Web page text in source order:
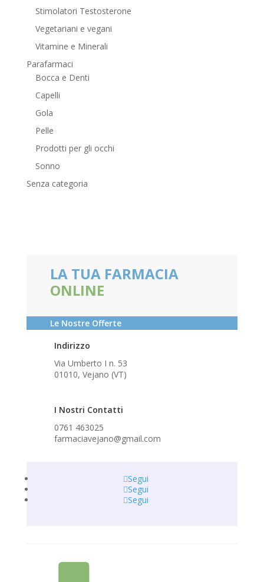
Stimolatori Testosterone
Vegetariani e vegani
Vitamine e Minerali
Parafarmaci
Bocca e Denti
Capelli
Gola
Pelle
Prodotti per gli occhi
Sonno
Senza categoria
LA TUA FARMACIA
ONLINE
Le Nostre Offerte
Indirizzo
Via Umberto I n. 53
01010, Vejano (VT)
I Nostri Contatti
0761 463025
farmaciavejano@gmail.com
Segui
Segui
Segui